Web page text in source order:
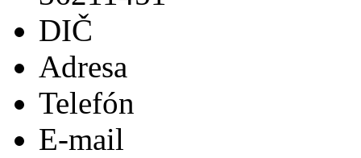
DIČ
Adresa
Telefón
E-mail